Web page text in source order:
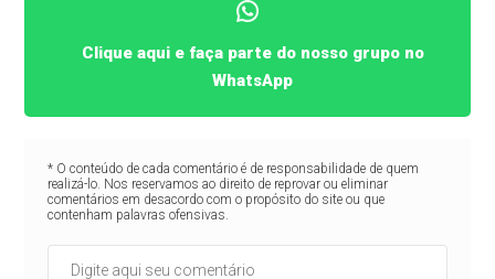
Clique aqui e faça parte do nosso grupo no
WhatsApp
* O conteúdo de cada comentário é de responsabilidade de quem
realizá-lo. Nos reservamos ao direito de reprovar ou eliminar
comentários em desacordo com o propósito do site ou que
contenham palavras ofensivas.